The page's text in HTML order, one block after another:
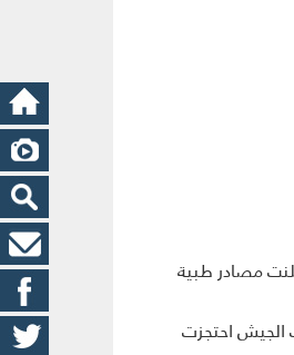
ما أعلنت مصادر طبية
الجيش احتجزت